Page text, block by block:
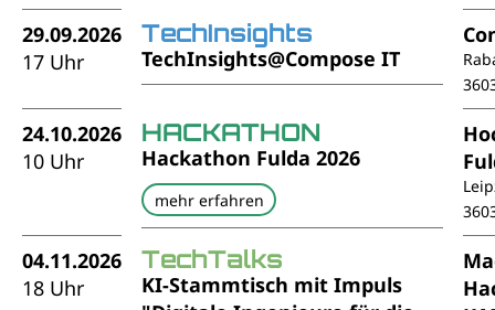
29.09.2026
17 Uhr
TechInsights
TechInsights@Compose IT
24.10.2026
10 Uhr
HACKATHON
Hackathon Fulda 2026
mehr erfahren
04.11.2026
18 Uhr
TechTalks
KI-Stammtisch mit Impuls